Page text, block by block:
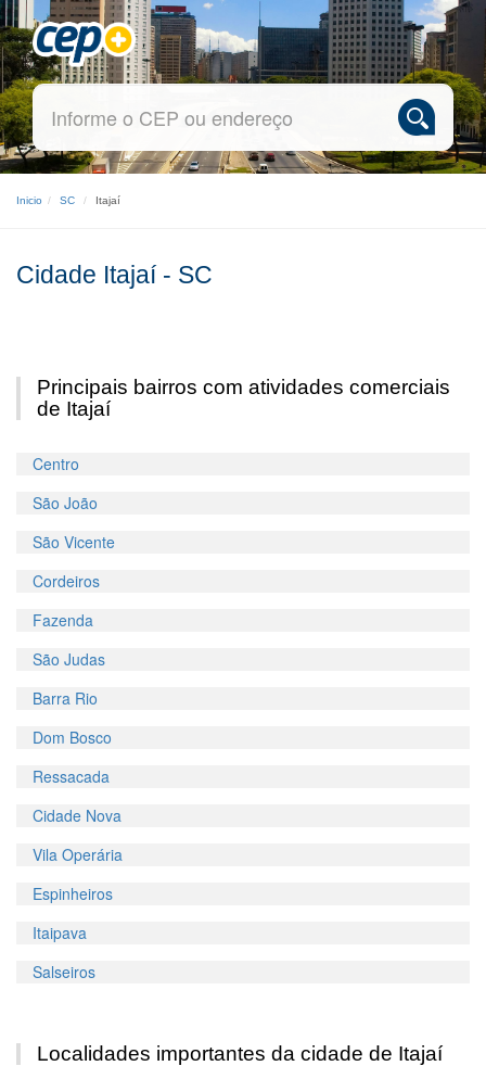
Inicio SC Itajaí
Cidade Itajaí - SC
Principais bairros com atividades comerciais
de Itajaí
Centro
São João
São Vicente
Cordeiros
Fazenda
São Judas
Barra Rio
Dom Bosco
Ressacada
Cidade Nova
Vila Operária
Espinheiros
Itaipava
Salseiros
Localidades importantes da cidade de Itajaí